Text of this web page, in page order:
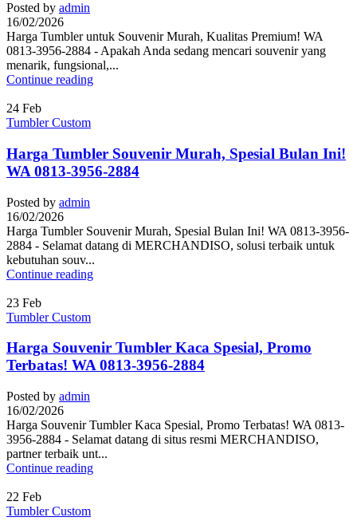
Posted by admin
16/02/2026
Harga Tumbler untuk Souvenir Murah, Kualitas Premium! WA
0813-3956-2884 - Apakah Anda sedang mencari souvenir yang
menarik, fungsional,...
Continue reading
24 Feb
Tumbler Custom
Harga Tumbler Souvenir Murah, Spesial Bulan Ini!
WA 0813-3956-2884
Posted by admin
16/02/2026
Harga Tumbler Souvenir Murah, Spesial Bulan Ini! WA 0813-3956-
2884 - Selamat datang di MERCHANDISO, solusi terbaik untuk
kebutuhan souv...
Continue reading
23 Feb
Tumbler Custom
Harga Souvenir Tumbler Kaca Spesial, Promo
Terbatas! WA 0813-3956-2884
Posted by admin
16/02/2026
Harga Souvenir Tumbler Kaca Spesial, Promo Terbatas! WA 0813-
3956-2884 - Selamat datang di situs resmi MERCHANDISO,
partner terbaik unt...
Continue reading
22 Feb
Tumbler Custom